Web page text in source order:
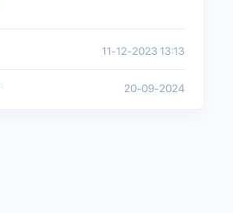
11-12-2023 13:13
20-09-2024